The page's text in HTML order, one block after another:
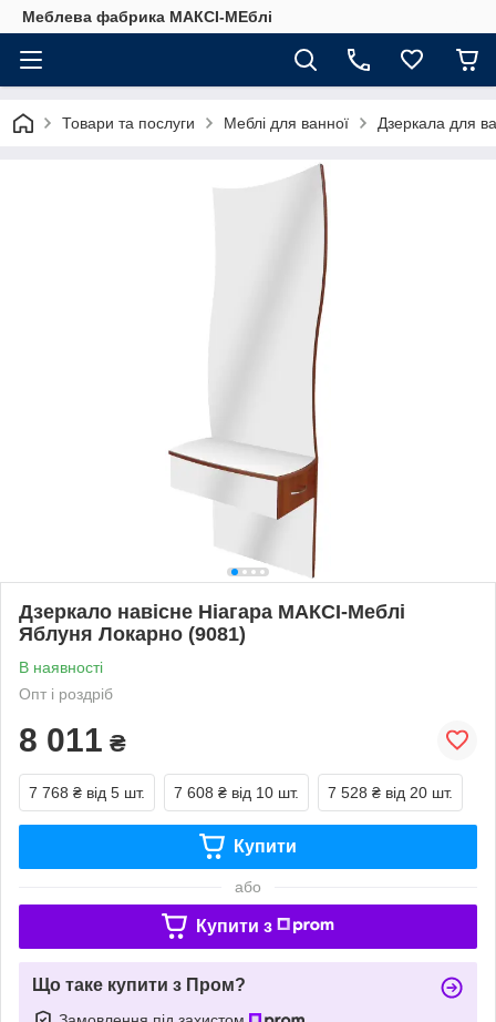
Меблева фабрика МАКСІ-МЕблі
Товари та послуги Меблі для ванної Дзеркала для
Дзеркало навісне Ніагара МАКСІ-Меблі
Яблуня Локарно (9081)
В наявності
Опт і роздріб
8 011 ₴
7 768 ₴ від 5 шт. 7 608 ₴ від 10 шт. 7 528 ₴ від 20 шт.
Купити
або
Купити з
Що таке купити з Пром?